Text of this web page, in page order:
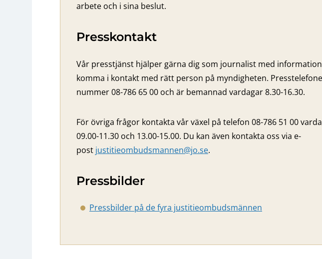
arbete och i sina beslut.
Presskontakt
Vår presstjänst hjälper gärna dig som journalist med
komma i kontakt med rätt person på myndigheten.
nummer 08-786 65 00 och är bemannad vardagar 8.30-16.30.
För övriga frågor kontakta vår växel på telefon 08-786 51 00
09.00-11.30 och 13.00-15.00. Du kan även kontakta oss via e-
post justitieombudsmannen@jo.se.
Pressbilder
Pressbilder på de fyra justitieombudsmännen